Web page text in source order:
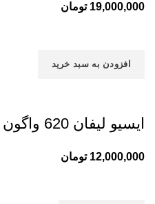
19,000,000 تومان
افزودن به سبد خرید
ایسیو لیفان 620 واگون بدون ایمو
12,000,000 تومان